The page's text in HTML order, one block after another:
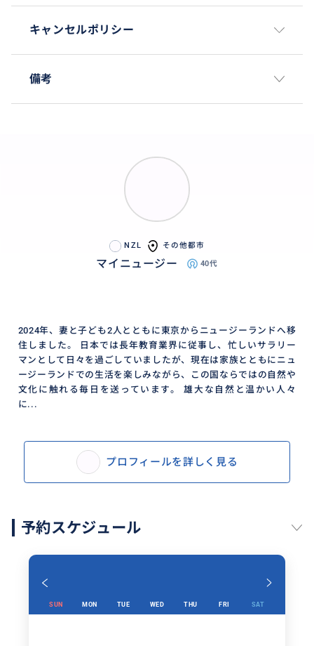
キャンセルポリシー
備考
NZL その他都市
マイニュージー 40代
2024年、妻と子ども2人とともに東京からニュージーランドへ移
住しました。 日本では長年教育業界に従事し、忙しいサラリー
マンとして日々を過ごしていましたが、現在は家族とともにニュ
ージーランドでの生活を楽しみながら、この国ならではの自然や
文化に触れる毎日を送っています。 雄大な自然と温かい人々
に...
プロフィールを詳しく見る
予約スケジュール
SUN MON TUE WED THU FRI SAT